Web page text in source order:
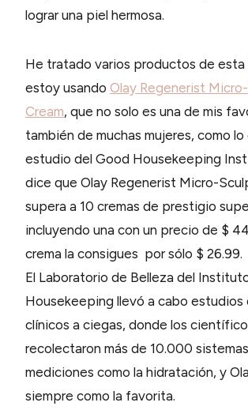
lograr una piel hermosa.
He tratado varios productos de esta
estoy usando Olay Regenerist
Cream, que no solo es una de mis
también de muchas mujeres, como
estudio del Good Housekeeping
dice que Olay Regenerist Micro-
supera a 10 cremas de prestigio
incluyendo una con un precio de $
crema la consigues por sólo $ 26.99.
El Laboratorio de Belleza del
Housekeeping llevó a cabo estudios
clínicos a ciegas, donde los
recolectaron más de 10.000
mediciones como la hidratación, y
siempre como la favorita.